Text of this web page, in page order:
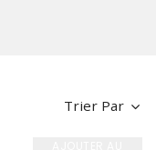
Trier Par